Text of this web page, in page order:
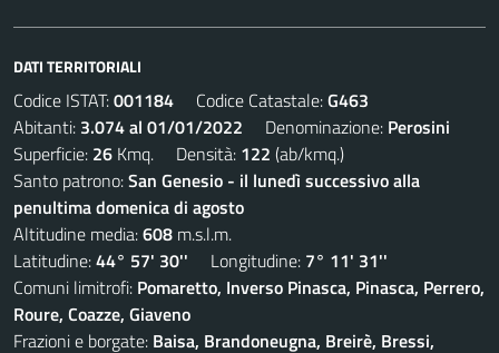
DATI TERRITORIALI
Codice ISTAT:001184 Codice Catastale:G463
Abitanti: 3.074 al 01/01/2022 Denominazione: Perosini
Superficie: 26 Kmq. Densità: 122 (ab/kmq.)
Santo patrono:San Genesio - il lunedì successivo alla
penultima domenica di agosto
Altitudine media:608 m.s.l.m.
Latitudine:44° 57' 30'' Longitudine: 7° 11' 31''
Comuni limitrofi: Pomaretto, Inverso Pinasca, Pinasca, Perrero,
Roure, Coazze, Giaveno
Frazioni e borgate: Baisa, Brandoneugna, Breirè, Bressi,